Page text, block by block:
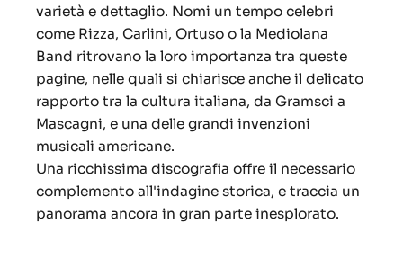
varietà e dettaglio. Nomi un tempo celebri
come Rizza, Carlini, Ortuso o la Mediolana
Band ritrovano la loro importanza tra queste
pagine, nelle quali si chiarisce anche il delicato
rapporto tra la cultura italiana, da Gramsci a
Mascagni, e una delle grandi invenzioni
musicali americane.
Una ricchissima discografia offre il necessario
complemento all'indagine storica, e traccia un
panorama ancora in gran parte inesplorato.